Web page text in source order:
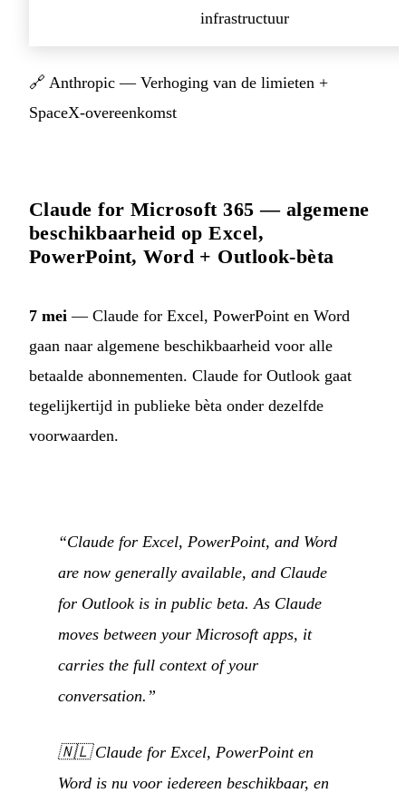
infrastructuur
🔗 Anthropic — Verhoging van de limieten +
SpaceX-overeenkomst
Claude for Microsoft 365 — algemene
beschikbaarheid op Excel,
PowerPoint, Word + Outlook-bèta
7 mei — Claude for Excel, PowerPoint en Word
gaan naar algemene beschikbaarheid voor alle
betaalde abonnementen. Claude for Outlook gaat
tegelijkertijd in publieke bèta onder dezelfde
voorwaarden.
“Claude for Excel, PowerPoint, and Word
are now generally available, and Claude
for Outlook is in public beta. As Claude
moves between your Microsoft apps, it
carries the full context of your
conversation.”
🇳🇱Claude for Excel, PowerPoint en
Word is nu voor iedereen beschikbaar, en